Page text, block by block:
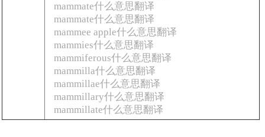
mammate什么意思翻译
mammate什么意思翻译
mammee apple什么意思翻译
mammies什么意思翻译
mammiferous什么意思翻译
mammilla什么意思翻译
mammillae什么意思翻译
mammillary什么意思翻译
mammillate什么意思翻译